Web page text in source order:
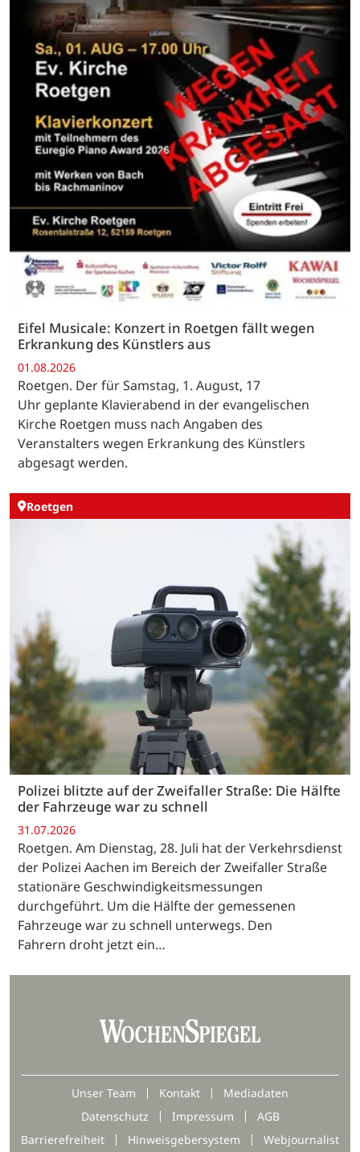
Eifel Musicale: Konzert in Roetgen fällt wegen
Erkrankung des Künstlers aus
01.08.2026
Roetgen. Der für Samstag, 1. August, 17
Uhr geplante Klavierabend in der evangelischen
Kirche Roetgen muss nach Angaben des
Veranstalters wegen Erkrankung des Künstlers
abgesagt werden.
Roetgen
Polizei blitzte auf der Zweifaller Straße: Die Hälfte
der Fahrzeuge war zu schnell
31.07.2026
Roetgen. Am Dienstag, 28. Juli hat der Verkehrsdienst
der Polizei Aachen im Bereich der Zweifaller Straße
stationäre Geschwindigkeitsmessungen
durchgeführt. Um die Hälfte der gemessenen
Fahrzeuge war zu schnell unterwegs. Den
Fahrern droht jetzt ein…
Unser Team Kontakt
Mediadaten
Datenschutz
Impressum
AGB
Barrierefreiheit
Hinweisgebersystem Webjournalist